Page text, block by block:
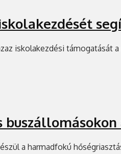
iskolakezdési
a harmadfokú